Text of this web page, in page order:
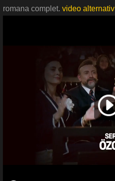
romana complet. video alternativ